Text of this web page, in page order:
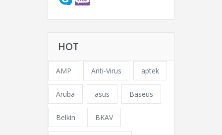
HOT
AMP Anti-Virus aptek
Aruba asus Baseus
Belkin BKAV